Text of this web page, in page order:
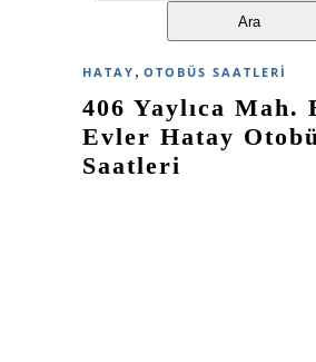
HATAY , OTOBÜS SAATLERI
406 Yaylıca Mah.
Evler Hatay
Saatleri